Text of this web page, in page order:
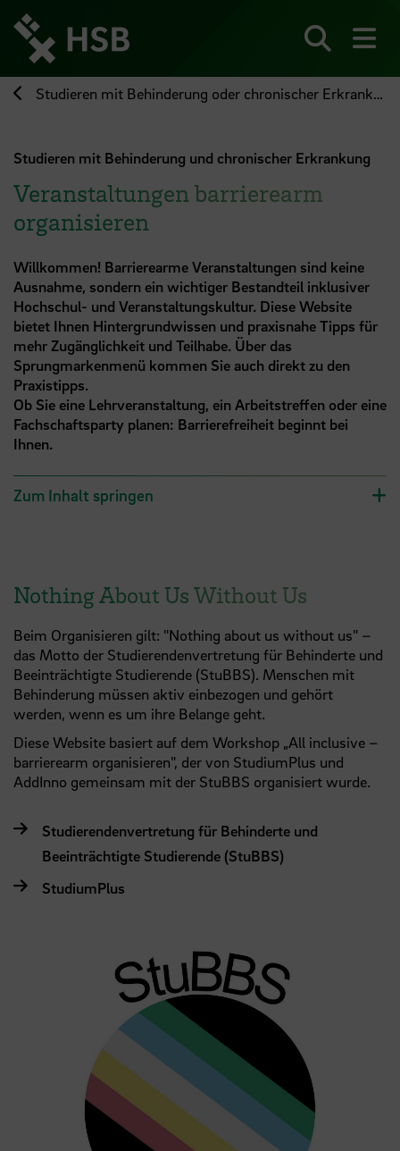
zum
Seiteninhalt
springen
Studieren mit Behinderung oder chronischer Erkrankung
Studieren mit Behinderung und chronischer Erkrankung
Veranstaltungen barrierearm
organisieren
Willkommen! Barrierearme Veranstaltungen sind keine
Ausnahme, sondern ein wichtiger Bestandteil inklusiver
Hochschul- und Veranstaltungskultur. Diese Website
bietet Ihnen Hintergrundwissen und praxisnahe Tipps für
mehr Zugänglichkeit und Teilhabe. Über das
Sprungmarkenmenü kommen Sie auch direkt zu den
Praxistipps.
Ob Sie eine Lehrveranstaltung, ein Arbeitstreffen oder eine
Fachschaftsparty planen: Barrierefreiheit beginnt bei
Ihnen.
Zum Inhalt springen
Nothing About Us Without Us
Beim Organisieren gilt: "Nothing about us without us" –
das Motto der Studierendenvertretung für Behinderte und
Beeinträchtigte Studierende (StuBBS). Menschen mit
Behinderung müssen aktiv einbezogen und gehört
werden, wenn es um ihre Belange geht.
Diese Website basiert auf dem Workshop „All inclusive –
barrierearm organisieren", der von StudiumPlus und
AddInno gemeinsam mit der StuBBS organisiert wurde.
Studierendenvertretung für Behinderte und
Beeinträchtigte Studierende (StuBBS)
StudiumPlus